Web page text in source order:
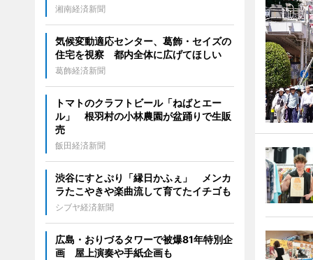
湘南経済新聞
気候変動適応センター、葛飾・セイズの
住宅を視察 都内全体に広げてほしい
葛飾経済新聞
トマトのクラフトビール「ねばとエー
ル」 根羽村の小林農園が盆踊りで生販
売
飯田経済新聞
渋谷にすとぷり「縁日かふぇ」 メンカ
ラたこやきや楽曲流して育てたイチゴも
シブヤ経済新聞
広島・おりづるタワーで被爆81年特別企
画 屋上演奏や手紙企画も